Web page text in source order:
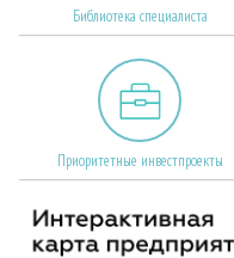
Библиотека специалиста
Приоритетные инвестпроекты